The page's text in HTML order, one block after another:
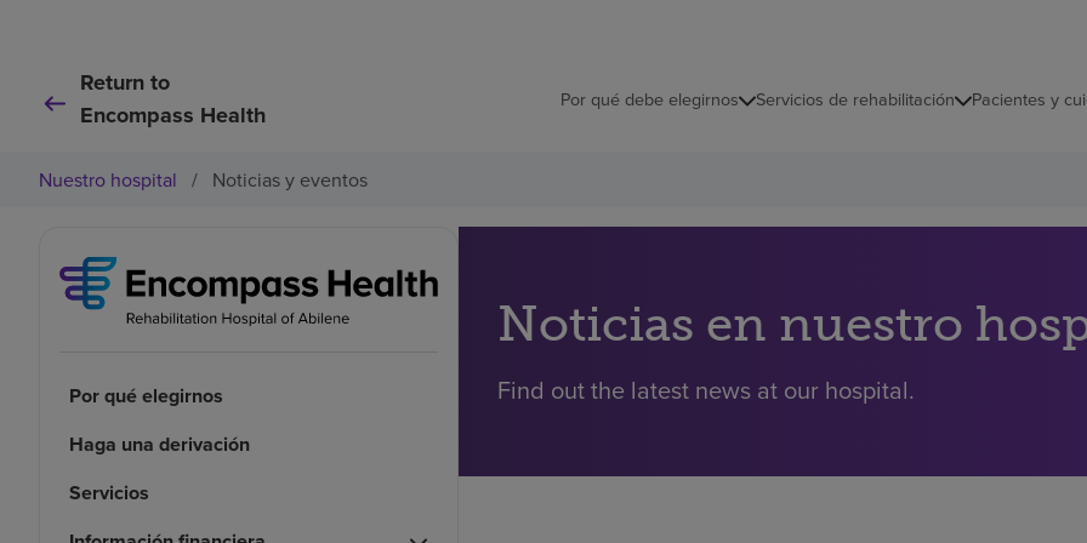
Return to
Encompass Health
Por qué debe elegirnos Servicios de rehabilitación Pacientes y
Nuestro hospital / Noticias y eventos
Por qué elegirnos
Haga una derivación
Servicios
Noticias en nuestro
Find out the latest news at our hospital.